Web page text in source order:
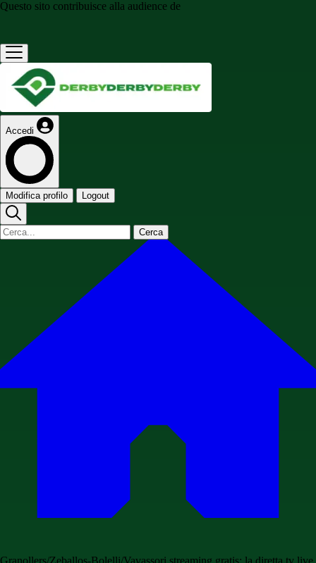
Questo sito contribuisce alla audience de
Accedi
Modifica profilo Logout
Cerca